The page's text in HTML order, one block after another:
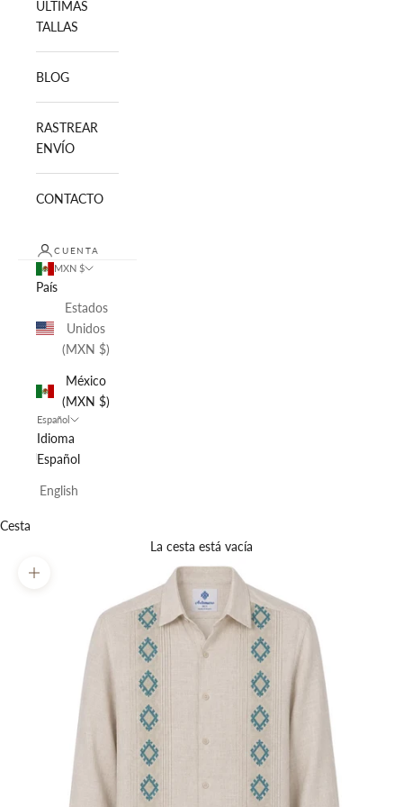
ULTIMAS
TALLAS
BLOG
RASTREAR
ENVÍO
CONTACTO
CUENTA
MXN $
País
Estados
Unidos
(MXN $)
México
(MXN $)
Español
Idioma
Español
English
Cesta
La cesta está vacía
Zoom